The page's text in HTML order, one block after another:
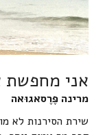
אני מחפשת
מרינה פֶּרֶסאגוּאה
שירת הסירנות לא